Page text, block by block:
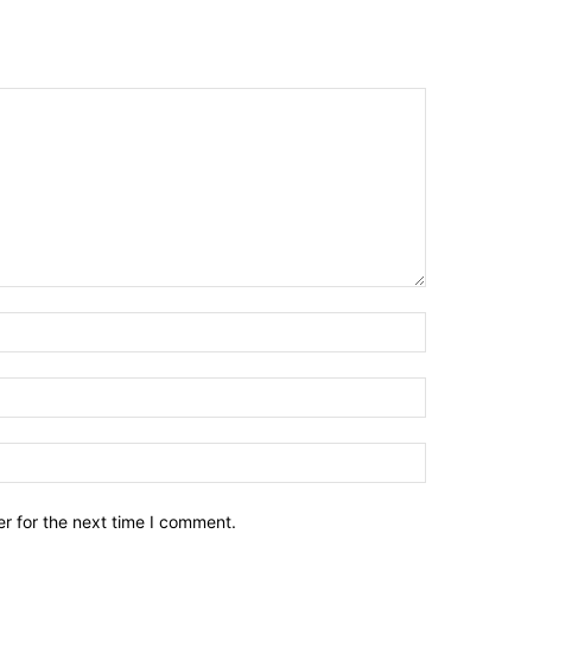
for the next time I comment.